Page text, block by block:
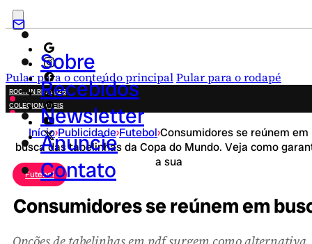
Pular para o conteúdo principalPular para o rodapé
Sobre
Recebidos
Newsletter
Anuncie
Contato
ROCK IN RIO 2026
COLECIONÁVEIS
FESTA JUNINA
NOVIDADES
CAMPANHAS CRIATIVAS
Início›Publicidade›Futebol›Consumidores se reúnem em
busca das tabelinhas da Copa do Mundo. Veja como
a sua
Futebol
Consumidores se reúnem em